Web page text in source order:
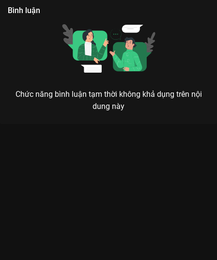
Bình luận
Chức năng bình luận tạm thời không khả dụng trên nội
dung này